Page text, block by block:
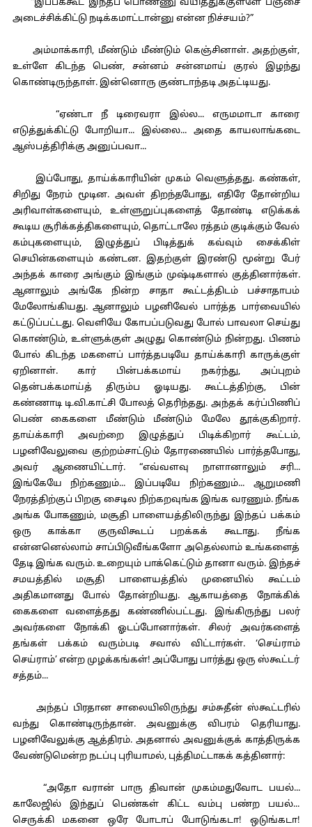
“இப்பக்கூட இந்தப் பொண்ணு வயித்துக்குள்ளே பஞ்சை
அடைச்சிக்கிட்டு நடிக்கமாட்டான்னு என்ன நிச்சயம்?”
அம்மாக்காரி, மீண்டும் மீண்டும் கெஞ்சினாள். அதற்குள்,
உள்ளே கிடந்த பெண், சன்னம் சன்னமாய் குரல் இழந்து
கொண்டிருந்தாள். இன்னொரு குண்டாந்தடி அதட்டியது.
“ஏண்டா நீ டிரைவரா இல்ல... எருமமாடா காரை
எடுத்துக்கிட்டு போறியா... இல்லை... அதை காயலாங்கடை
ஆஸ்பத்திரிக்கு அனுப்பவா...
இப்போது, தாய்க்காரியின் முகம் வெளுத்தது. கண்கள்,
சிறிது நேரம் மூடின. அவள் திறந்தபோது, எதிரே தோன்றிய
அரிவாள்களையும், உள்ளுறுப்புகளைத் தோண்டி எடுக்கக்
கூடிய சூரிக்கத்திகளையும், தொட்டாலே ரத்தம் குடிக்கும் வேல்
கம்புகளையும், இழுத்துப் பிடித்துக் கவ்வும் சைக்கிள்
செயின்களையும் கண்டன. இதற்குள் இரண்டு மூன்று பேர்
அந்தக் காரை அங்கும் இங்கும் முஷ்டிகளால் குத்தினார்கள்.
ஆனாலும் அங்கே நின்ற சாதா கூட்டத்திடம் பச்சாதாபம்
மேலோங்கியது. ஆனாலும் பழனிவேல் பார்த்த பார்வையில்
கட்டுப்பட்டது. வெளியே கோபப்படுவது போல் பாவலா செய்து
கொண்டும், உள்ளுக்குள் அழுது கொண்டும் நின்றது. பிணம்
போல் கிடந்த மகளைப் பார்த்தபடியே தாய்க்காரி காருக்குள்
ஏறினாள். கார் பின்பக்கமாய் நகர்ந்து, அப்புறம்
தென்பக்கமாய்த் திரும்ப ஓடியது. கூட்டத்திற்கு, பின்
கண்ணாடி டி.வி.காட்சி போலத் தெரிந்தது. அந்தக் கர்ப்பிணிப்
பெண் கைகளை மீண்டும் மீண்டும் மேலே தூக்குகிறார்.
தாய்க்காரி அவற்றை இழுத்துப் பிடிக்கிறார் கூட்டம்,
பழனிவேலுவை குற்றம்சாட்டும் தோரணையில் பார்த்தபோது,
அவர் ஆணையிட்டார். “எவ்வளவு நாளானாலும் சரி...
இங்கேயே நிற்கணும்... இப்படியே நிற்கணும்... ஆறுமணி
நேரத்திற்குப் பிறகு சைடில நிற்கறவுங்க இங்க வரணும். நீங்க
அங்க போகணும், மசூதி பாளையத்திலிருந்து இந்தப் பக்கம்
ஒரு காக்கா குருவிகூடப் பறக்கக் கூடாது. நீங்க
என்னனெல்லாம் சாப்பிடுவீங்களோ அதெல்லாம் உங்களைத்
தேடி இங்க வரும். உறையும் பாக்கெட்டும் தானா வரும். இந்தச்
சமயத்தில் மசூதி பாளையத்தில் முனையில் கூட்டம்
அதிகமானது போல் தோன்றியது. ஆகாயத்தை நோக்கிக்
கைகளை வளைத்தது கண்ணில்பட்டது. இங்கிருந்து பலர்
அவர்களை நோக்கி ஓடப்போனார்கள். சிலர் அவர்களைத்
தங்கள் பக்கம் வரும்படி சவால் விட்டார்கள். ‘செய்ராம்
செய்ராம்’ என்ற முழக்கங்கள்! அப்போது பார்த்து ஒரு ஸ்கூட்டர்
சத்தம்...
அந்தப் பிரதான சாலையிலிருந்து சம்சுதீன் ஸ்கூட்டரில்
வந்து கொண்டிருந்தான். அவனுக்கு விபரம் தெரியாது.
பழனிவேலுக்கு ஆத்திரம். அதனால் அவனுக்குக் காத்திருக்க
வேண்டுமென்ற நடப்பு புரியாமல், புத்திமட்டாகக் கத்தினார்:
“அதோ வரான் பாரு திவான் முகம்மதுவோட பயல்...
காலேஜில் இந்துப் பெண்கள் கிட்ட வம்பு பண்ற பயல்...
செருக்கி மகனை ஒரே போடாப் போடுங்கடா! ஒடுங்கடா!